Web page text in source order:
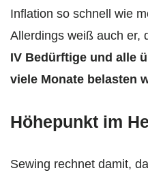
Inflation so schnell wie
Allerdings weiß auch er,
IV Bedürftige und alle
viele Monate belasten
Höhepunkt im
Sewing rechnet damit,